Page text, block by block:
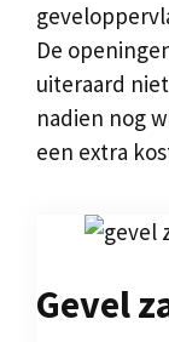
De
uiteraard
nadien nog
een extra
Gevel